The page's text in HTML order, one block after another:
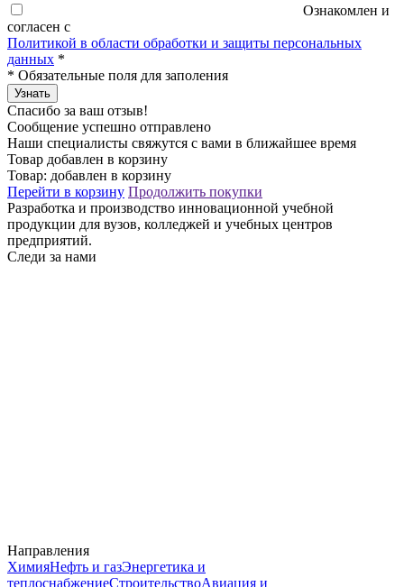
Ознакомлен и
согласен с
Политикой в области обработки и защиты персональных
данных *
* Обязательные поля для заполения
Узнать
Спасибо за ваш отзыв!
Сообщение успешно отправлено
Наши специалисты свяжутся с вами в ближайшее время
Товар добавлен в корзину
Товар: добавлен в корзину
Перейти в корзину Продолжить покупки
Разработка и производство инновационной учебной
продукции для вузов, колледжей и учебных центров
предприятий.
Следи за нами
Направления
ХимияНефть и газЭнергетика и
теплоснабжениеСтроительствоАвиация и